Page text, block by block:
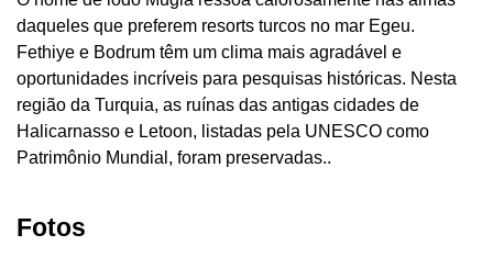
daqueles que preferem resorts turcos no mar Egeu.
Fethiye e Bodrum têm um clima mais agradável e
oportunidades incríveis para pesquisas históricas. Nesta
região da Turquia, as ruínas das antigas cidades de
Halicarnasso e Letoon, listadas pela UNESCO como
Patrimônio Mundial, foram preservadas..
Fotos